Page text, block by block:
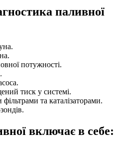
паливної
потужності.
тиск у системі.
та каталізаторами.
включає в себе: